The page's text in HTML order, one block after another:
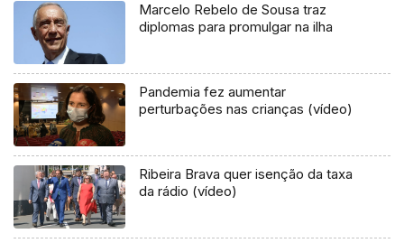
Marcelo Rebelo de Sousa traz
diplomas para promulgar na ilha
Pandemia fez aumentar
perturbações nas crianças (vídeo)
Ribeira Brava quer isenção da taxa
da rádio (vídeo)